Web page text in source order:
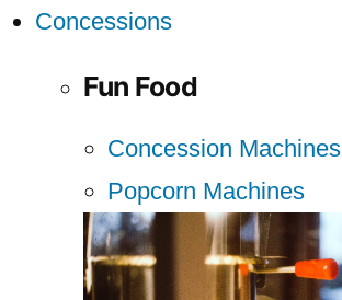
Concessions
Fun Food
Concession Machines
Popcorn Machines